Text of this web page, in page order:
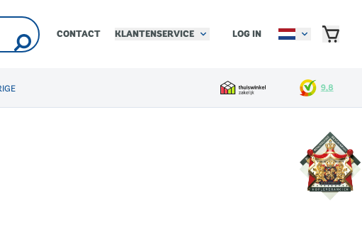
CONTACT KLANTENSERVICE LOG IN